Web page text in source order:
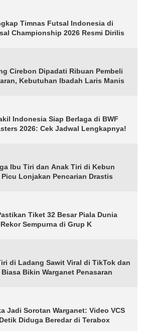
Timnas Futsal Indonesia di
Championship 2026 Resmi Dirilis
Cirebon Dipadati Ribuan Pembeli
Kebutuhan Ibadah Laris Manis
Indonesia Siap Berlaga di BWF
2026: Cek Jadwal Lengkapnya!
Ibu Tiri dan Anak Tiri di Kebun
Picu Lonjakan Pencarian Drastis
Tiket 32 Besar Piala Dunia
Sempurna di Grup K
di Ladang Sawit Viral di TikTok dan
Bikin Warganet Penasaran
Jadi Sorotan Warganet: Video VCS
Diduga Beredar di Terabox